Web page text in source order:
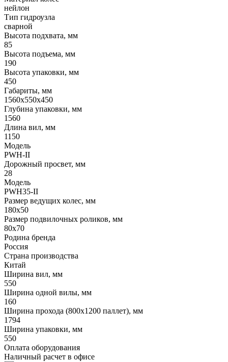
нейлон
Тип гидроузла
сварной
Высота подхвата, мм
85
Высота подъема, мм
190
Высота упаковки, мм
450
Габариты, мм
1560х550х450
Глубина упаковки, мм
1560
Длина вил, мм
1150
Модель
PWH-II
Дорожный просвет, мм
28
Модель
PWH35-II
Размер ведущих колес, мм
180х50
Размер подвилочных роликов, мм
80х70
Родина бренда
Россия
Страна производства
Китай
Ширина вил, мм
550
Ширина одной вилы, мм
160
Ширина прохода (800х1200 паллет), мм
1794
Ширина упаковки, мм
550
Оплата оборудования
Наличный расчет в офисе